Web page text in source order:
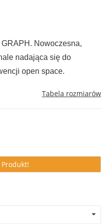
Nowoczesna,
nadająca się do
open space.
Tabela rozmiarów